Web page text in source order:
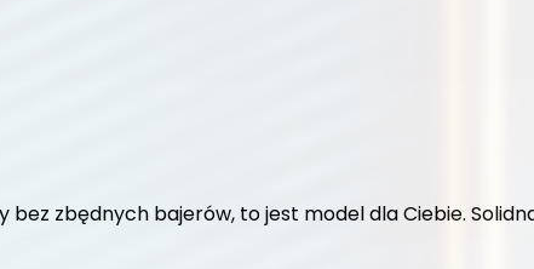
bez zbędnych bajerów, to jest model dla Ciebie.